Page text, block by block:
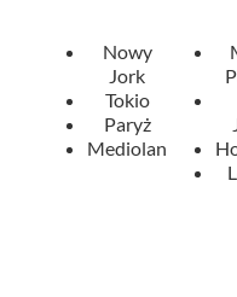
Nowy
Jork
Tokio
Paryż
Mediolan